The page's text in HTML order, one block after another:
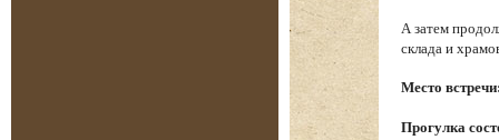
А затем
склада и
Место
Прогулка